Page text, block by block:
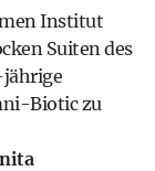
Institut
Suiten des
jährige
Biotic zu